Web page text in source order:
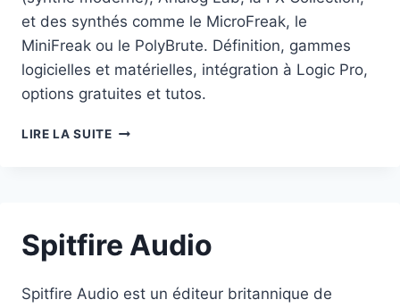
et des synthés comme le MicroFreak, le
MiniFreak ou le PolyBrute. Définition, gammes
logicielles et matérielles, intégration à Logic Pro,
options gratuites et tutos.
LIRE LA SUITEARTURIA
Spitfire Audio
Spitfire Audio est un éditeur britannique de